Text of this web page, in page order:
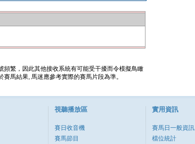
繁，因此其他接收系統有可能受干擾而令模擬鳥瞰
馬結果, 馬迷應參考實際的賽馬片段為準。
視聽播放區
賽日收音機
賽馬節目
實用資訊
賽馬日一般資訊
檔位統計